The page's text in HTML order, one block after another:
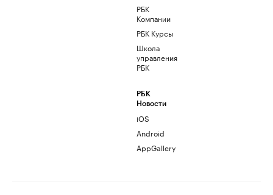
РБК
Компании
РБК Курсы
Школа
управления
РБК
РБК
Новости
iOS
Android
AppGallery